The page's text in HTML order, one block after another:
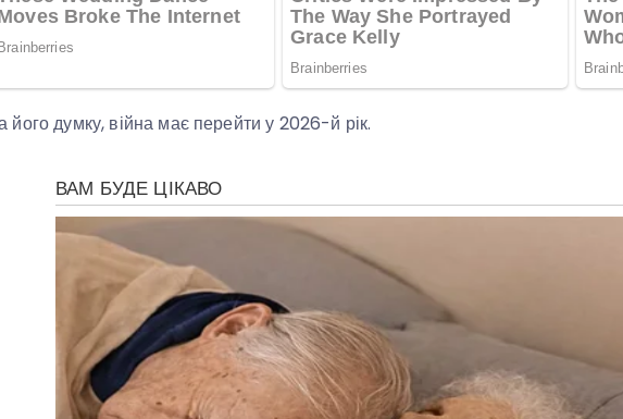
його думку, війна має перейти у 2026-й рік.